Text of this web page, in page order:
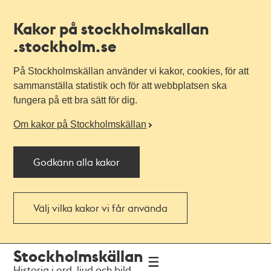
Kakor på stockholmskallan
.stockholm.se
På Stockholmskällan använder vi kakor, cookies, för att
sammanställa statistik och för att webbplatsen ska
fungera på ett bra sätt för dig.
Om kakor på Stockholmskällan
Godkänn alla kakor
Välj vilka kakor vi får använda
navigationen
huvudinnehållet
Stockholmskällan